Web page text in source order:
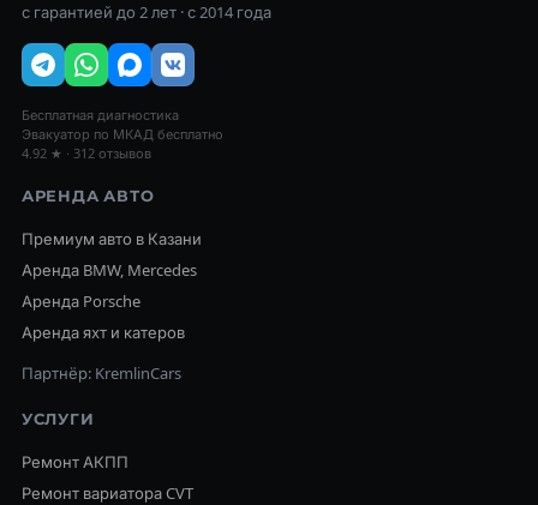
с гарантией до 2 лет · с 2014 года
Бесплатная диагностика
Эвакуатор по МКАД бесплатно
4.92 ★ · 312 отзывов
АРЕНДА АВТО
Премиум авто в Казани
Аренда BMW, Mercedes
Аренда Porsche
Аренда яхт и катеров
Партнёр: KremlinCars
УСЛУГИ
Ремонт АКПП
Ремонт вариатора CVT